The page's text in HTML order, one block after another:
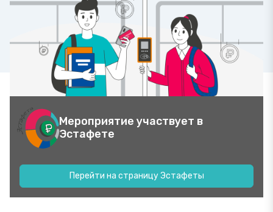
Мероприятие участвует в
Эстафете
Перейти на страницу Эстафеты